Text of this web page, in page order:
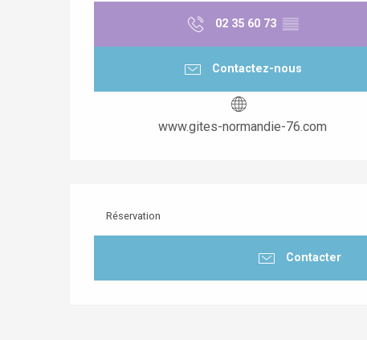
02 35 60 73 ▒▒
Contactez-nous
www.gites-normandie-76.com
Réservation
Contacter